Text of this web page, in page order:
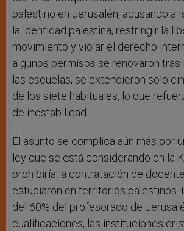
palestino en Jerusalén, acusando a
la identidad palestina, restringir la
movimiento y violar el derecho
algunos permisos se renovaron
las escuelas, se extendieron solo
de los siete habituales, lo que
de inestabilidad.
El asunto se complica aún más por
ley que se está considerando en la
prohibiría la contratación de
estudiaron en territorios palestinos.
del 60% del profesorado de
cualificaciones, las instituciones